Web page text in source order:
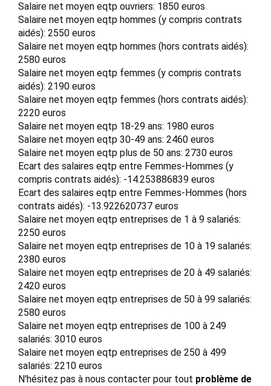
Salaire net moyen eqtp ouvriers: 1850 euros
Salaire net moyen eqtp hommes (y compris contrats
aidés): 2550 euros
Salaire net moyen eqtp hommes (hors contrats aidés):
2580 euros
Salaire net moyen eqtp femmes (y compris contrats
aidés): 2190 euros
Salaire net moyen eqtp femmes (hors contrats aidés):
2220 euros
Salaire net moyen eqtp 18-29 ans: 1980 euros
Salaire net moyen eqtp 30-49 ans: 2460 euros
Salaire net moyen eqtp plus de 50 ans: 2730 euros
Ecart des salaires eqtp entre Femmes-Hommes (y
compris contrats aidés): -14.253886839 euros
Ecart des salaires eqtp entre Femmes-Hommes (hors
contrats aidés): -13.922620737 euros
Salaire net moyen eqtp entreprises de 1 à 9 salariés:
2250 euros
Salaire net moyen eqtp entreprises de 10 à 19 salariés:
2380 euros
Salaire net moyen eqtp entreprises de 20 à 49 salariés:
2420 euros
Salaire net moyen eqtp entreprises de 50 à 99 salariés:
2580 euros
Salaire net moyen eqtp entreprises de 100 à 249
salariés: 3010 euros
Salaire net moyen eqtp entreprises de 250 à 499
salariés: 2210 euros
N'hésitez pas à nous contacter pour tout problème de